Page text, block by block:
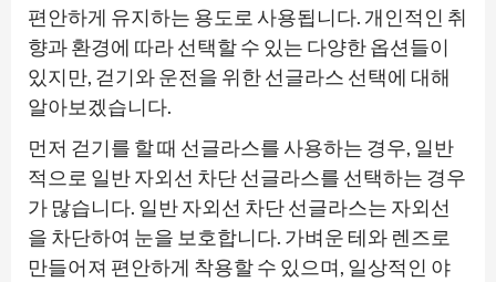
편안하게 유지하는 용도로 사용됩니다. 개인적인 취
향과 환경에 따라 선택할 수 있는 다양한 옵션들이
있지만, 걷기와 운전을 위한 선글라스 선택에 대해
알아보겠습니다.
먼저 걷기를 할 때 선글라스를 사용하는 경우, 일반
적으로 일반 자외선 차단 선글라스를 선택하는 경우
가 많습니다. 일반 자외선 차단 선글라스는 자외선
을 차단하여 눈을 보호합니다. 가벼운 테와 렌즈로
만들어져 편안하게 착용할 수 있으며, 일상적인 야